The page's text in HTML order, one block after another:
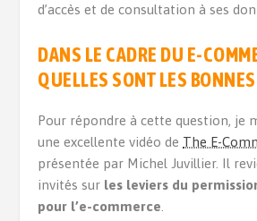
d’accès et de consultation à ses
DANS LE CADRE DU E-
QUELLES SONT LES
Pour répondre à cette question, je
une excellente vidéo de The E-
présentée par Michel Juvillier. Il
invités sur les leviers du
pour l’e-commerce